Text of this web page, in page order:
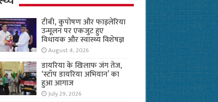
टीबी, कुपोषण और फाइलेरिया
उन्मूलन पर एकजुट हुए
विधायक और स्वास्थ्य विशेषज्ञ
August 4, 2026
डायरिया के खिलाफ जंग तेज,
‘स्टॉप डायरिया अभियान’ का
हुआ आगाज
July 29, 2026